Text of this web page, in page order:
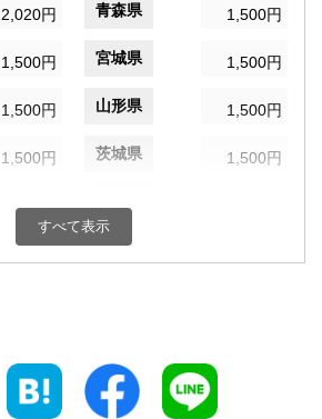
2,020円 青森県 1,500円
1,500円 宮城県 1,500円
1,500円 山形県 1,500円
1,500円 茨城県 1,500円
1,500円
千葉県
1,500円 福井県
すべて表示